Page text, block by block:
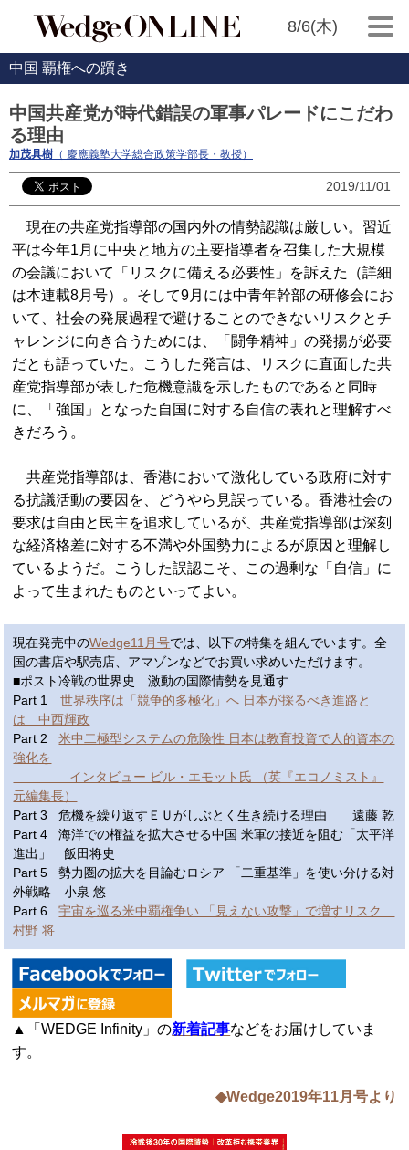
8/6(木)
中国 覇権への躓き
中国共産党が時代錯誤の軍事パレードにこだわ
る理由
加茂具樹 （ 慶應義塾大学総合政策学部長・教授）
2019/11/01
現在の共産党指導部の国内外の情勢認識は厳しい。習近
平は今年1月に中央と地方の主要指導者を召集した大規模
の会議において「リスクに備える必要性」を訴えた（詳細
は本連載8月号）。そして9月には中青年幹部の研修会にお
いて、社会の発展過程で避けることのできないリスクとチ
ャレンジに向き合うためには、「闘争精神」の発揚が必要
だとも語っていた。こうした発言は、リスクに直面した共
産党指導部が表した危機意識を示したものであると同時
に、「強国」となった自国に対する自信の表れと理解すべ
きだろう。
共産党指導部は、香港において激化している政府に対す
る抗議活動の要因を、どうやら見誤っている。香港社会の
要求は自由と民主を追求しているが、共産党指導部は深刻
な経済格差に対する不満や外国勢力によるが原因と理解し
ているようだ。こうした誤認こそ、この過剰な「自信」に
よって生まれたものといってよい。
現在発売中のWedge11月号では、以下の特集を組んでいます。全
国の書店や駅売店、アマゾンなどでお買い求めいただけます。
■ポスト冷戦の世界史 激動の国際情勢を見通す
Part 1世界秩序は「競争的多極化」へ 日本が採るべき進路と
は 中西輝政
Part 2米中二極型システムの危険性 日本は教育投資で人的資本の
強化を
インタビュー ビル・エモット氏 （英『エコノミスト』
元編集長）
Part 3 危機を繰り返すＥＵがしぶとく生き続ける理由 遠藤 乾
Part 4 海洋での権益を拡大させる中国 米軍の接近を阻む「太平洋
進出」 飯田将史
Part 5 勢力圏の拡大を目論むロシア 「二重基準」を使い分ける対
外戦略 小泉 悠
Part 6宇宙を巡る米中覇権争い 「見えない攻撃」で増すリスク
村野 将
▲「WEDGE Infinity」の新着記事などをお届けしていま
す。
◆Wedge2019年11月号より